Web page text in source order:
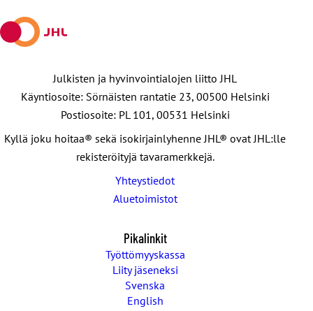
Julkisten ja hyvinvointialojen liitto JHL
Käyntiosoite: Sörnäisten rantatie 23, 00500 Helsinki
Postiosoite: PL 101, 00531 Helsinki
Kyllä joku hoitaa® sekä isokirjainlyhenne JHL® ovat JHL:lle
rekisteröityjä tavaramerkkejä.
Yhteystiedot
Aluetoimistot
Pikalinkit
Työttömyyskassa
Liity jäseneksi
Svenska
English